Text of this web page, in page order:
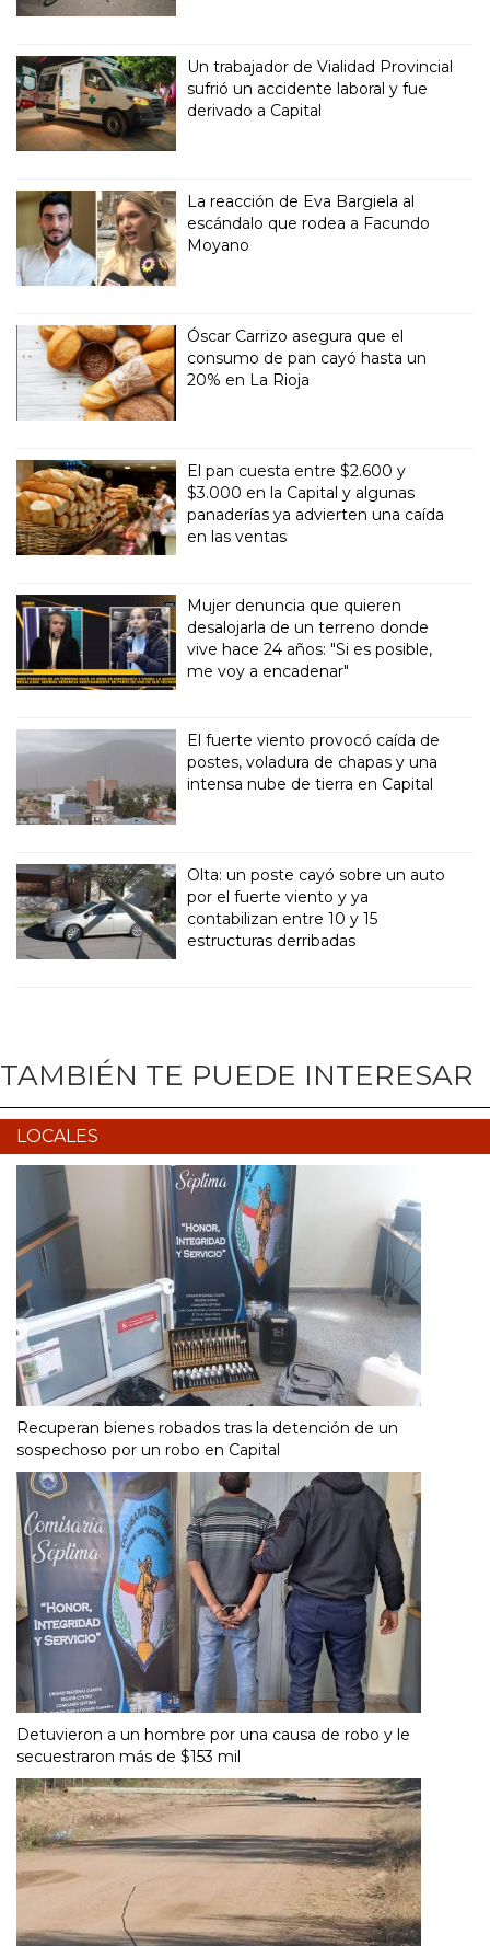
Un trabajador de Vialidad Provincial
sufrió un accidente laboral y fue
derivado a Capital
La reacción de Eva Bargiela al
escándalo que rodea a Facundo
Moyano
Óscar Carrizo asegura que el
consumo de pan cayó hasta un
20% en La Rioja
El pan cuesta entre $2.600 y
$3.000 en la Capital y algunas
panaderías ya advierten una caída
en las ventas
Mujer denuncia que quieren
desalojarla de un terreno donde
vive hace 24 años: "Si es posible,
me voy a encadenar"
El fuerte viento provocó caída de
postes, voladura de chapas y una
intensa nube de tierra en Capital
Olta: un poste cayó sobre un auto
por el fuerte viento y ya
contabilizan entre 10 y 15
estructuras derribadas
TAMBIÉN TE PUEDE INTERESAR
LOCALES
Recuperan bienes robados tras la detención de un
sospechoso por un robo en Capital
Detuvieron a un hombre por una causa de robo y le
secuestraron más de $153 mil